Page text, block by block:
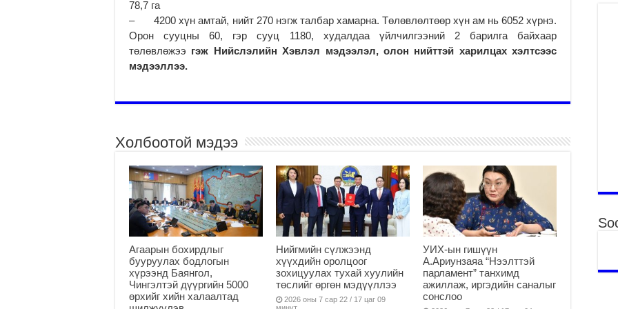
78,7 га
– 4200 хүн амтай, нийт 270 нэгж талбар хамарна. Төлөвлөлтөөр хүн ам нь 6052 хүрнэ.
Орон сууцны 60, гэр сууц 1180, худалдаа үйлчилгээний 2 барилга байхаар
төлөвлөжээ гэж Нийслэлийн Хэвлэл мэдээлэл, олон нийттэй харилцах хэлтсээс
мэдээллээ.
Холбоотой мэдээ
Агаарын бохирдлыг
бууруулах бодлогын
хүрээнд Баянгол,
Чингэлтэй дүүргийн 5000
өрхийг хийн халаалтад
Нийгмийн сүлжээнд
хүүхдийн оролцоог
зохицуулах тухай хуулийн
төслийг өргөн мэдүүллээ
2026 оны 7 сар 22 / 17 цаг 09
УИХ-ын гишүүн
А.Ариунзаяа “Нээлттэй
парламент” танхимд
ажиллаж, иргэдийн саналыг
сонслоо